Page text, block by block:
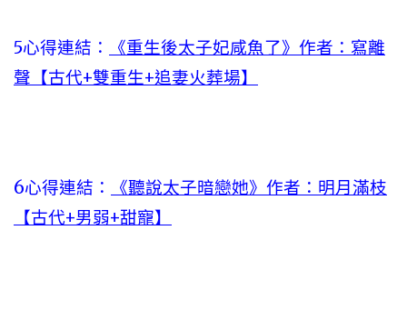
5心得連結：
《重生後太子妃咸魚了》作者：寫離
聲【古代+雙重生+追妻火葬場】
6心得連結：
《聽說太子暗戀她》作者：明月滿枝
【古代+男弱+甜寵】